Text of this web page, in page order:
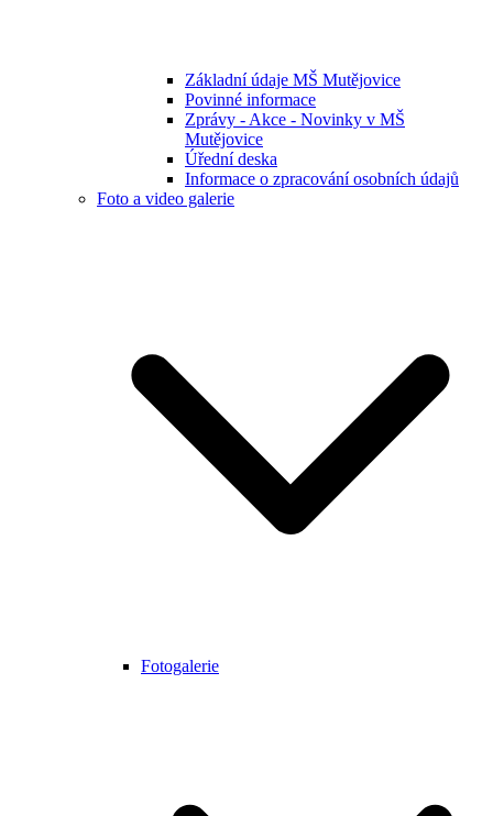
Základní údaje MŠ Mutějovice
Povinné informace
Zprávy - Akce - Novinky v MŠ
Mutějovice
Úřední deska
Informace o zpracování osobních údajů
Foto a video galerie
Fotogalerie